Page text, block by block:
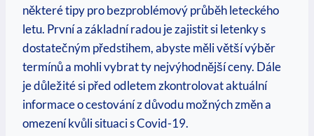
některé tipy pro bezproblémový průběh leteckého
letu. První a základní radou je zajistit si ⁤letenky s
dostatečným předstihem, abyste měli větší výběr
termínů a mohli vybrat ty nejvýhodnější ceny. Dále⁣
je důležité si​ před odletem zkontrolovat aktuální
informace o cestování z důvodu možných změn a‌
omezení kvůli situaci s Covid-19.